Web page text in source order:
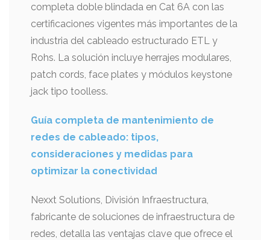
completa doble blindada en Cat 6A con las
certificaciones vigentes más importantes de la
industria del cableado estructurado ETL y
Rohs. La solución incluye herrajes modulares,
patch cords, face plates y módulos keystone
jack tipo toolless.
Guía completa de mantenimiento de
redes de cableado: tipos,
consideraciones y medidas para
optimizar la conectividad
Nexxt Solutions, División Infraestructura,
fabricante de soluciones de infraestructura de
redes, detalla las ventajas clave que ofrece el